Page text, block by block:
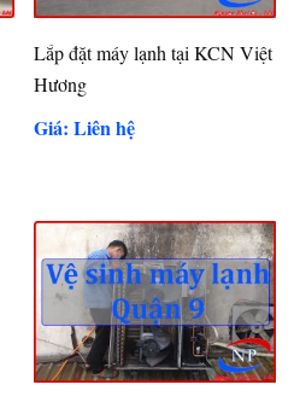
Lắp đặt máy lạnh tại KCN Việt
Hương
Giá: Liên hệ